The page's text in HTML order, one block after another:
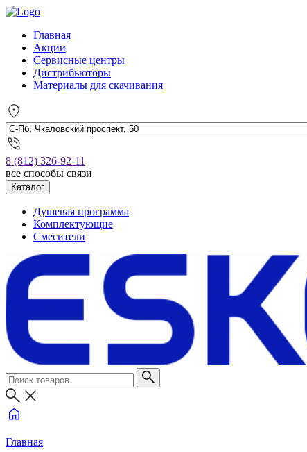
Главная
Акции
Сервисные центры
Дистрибьюторы
Материалы для скачивания
8 (812) 326-92-11
все способы связи
Каталог
Душевая программа
Комплектующие
Смесители
Главная